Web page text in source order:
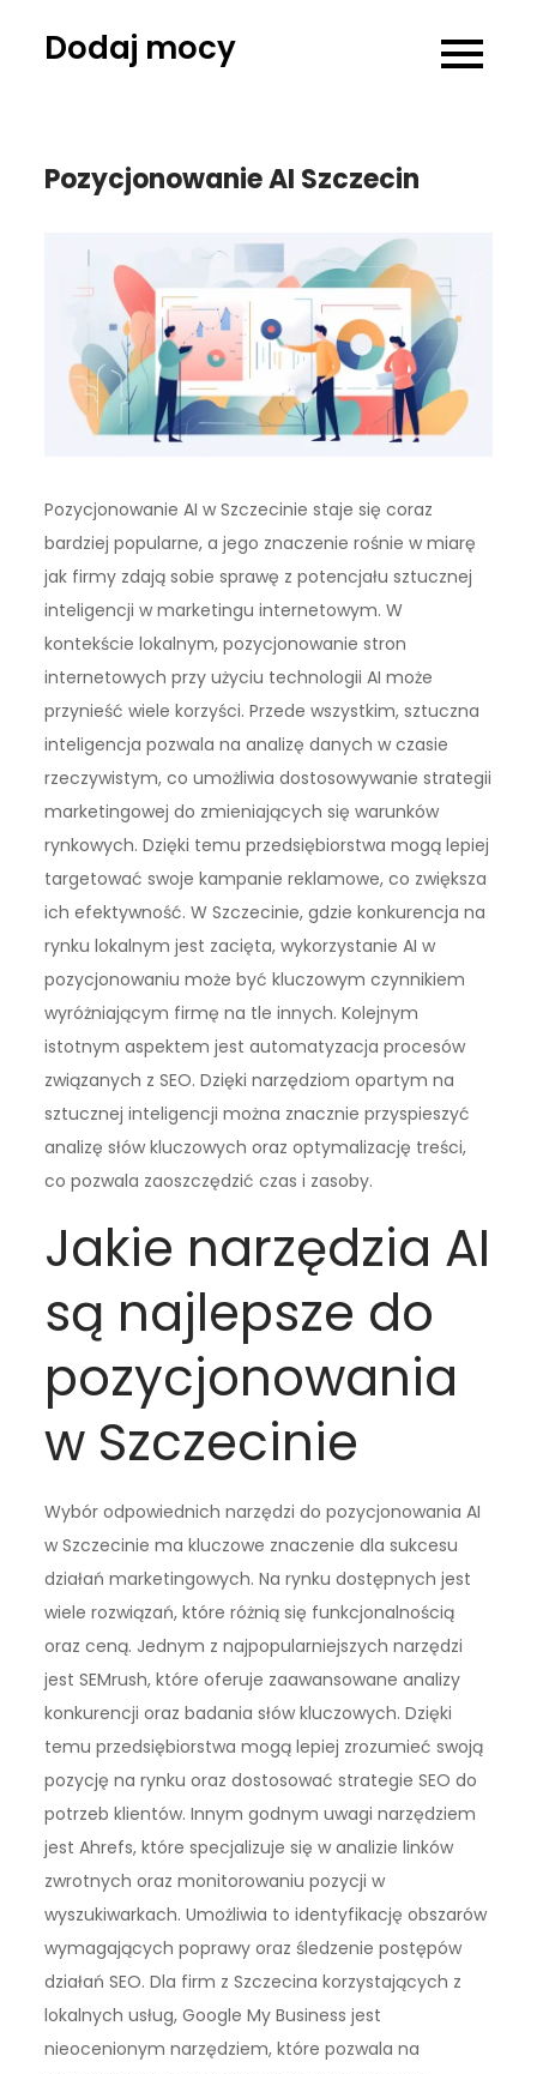
Dodaj mocy
Pozycjonowanie AI Szczecin
Pozycjonowanie AI w Szczecinie staje się coraz
bardziej popularne, a jego znaczenie rośnie w miarę
jak firmy zdają sobie sprawę z potencjału sztucznej
inteligencji w marketingu internetowym. W
kontekście lokalnym, pozycjonowanie stron
internetowych przy użyciu technologii AI może
przynieść wiele korzyści. Przede wszystkim, sztuczna
inteligencja pozwala na analizę danych w czasie
rzeczywistym, co umożliwia dostosowywanie strategii
marketingowej do zmieniających się warunków
rynkowych. Dzięki temu przedsiębiorstwa mogą lepiej
targetować swoje kampanie reklamowe, co zwiększa
ich efektywność. W Szczecinie, gdzie konkurencja na
rynku lokalnym jest zacięta, wykorzystanie AI w
pozycjonowaniu może być kluczowym czynnikiem
wyróżniającym firmę na tle innych. Kolejnym
istotnym aspektem jest automatyzacja procesów
związanych z SEO. Dzięki narzędziom opartym na
sztucznej inteligencji można znacznie przyspieszyć
analizę słów kluczowych oraz optymalizację treści,
co pozwala zaoszczędzić czas i zasoby.
Jakie narzędzia AI
są najlepsze do
pozycjonowania
w Szczecinie
Wybór odpowiednich narzędzi do pozycjonowania AI
w Szczecinie ma kluczowe znaczenie dla sukcesu
działań marketingowych. Na rynku dostępnych jest
wiele rozwiązań, które różnią się funkcjonalnością
oraz ceną. Jednym z najpopularniejszych narzędzi
jest SEMrush, które oferuje zaawansowane analizy
konkurencji oraz badania słów kluczowych. Dzięki
temu przedsiębiorstwa mogą lepiej zrozumieć swoją
pozycję na rynku oraz dostosować strategie SEO do
potrzeb klientów. Innym godnym uwagi narzędziem
jest Ahrefs, które specjalizuje się w analizie linków
zwrotnych oraz monitorowaniu pozycji w
wyszukiwarkach. Umożliwia to identyfikację obszarów
wymagających poprawy oraz śledzenie postępów
działań SEO. Dla firm z Szczecina korzystających z
lokalnych usług, Google My Business jest
nieocenionym narzędziem, które pozwala na